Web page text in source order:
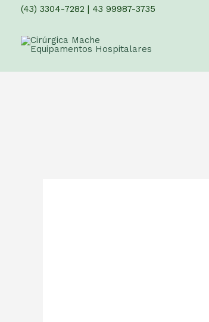
(43) 3304-7282 | 43 99987-3735